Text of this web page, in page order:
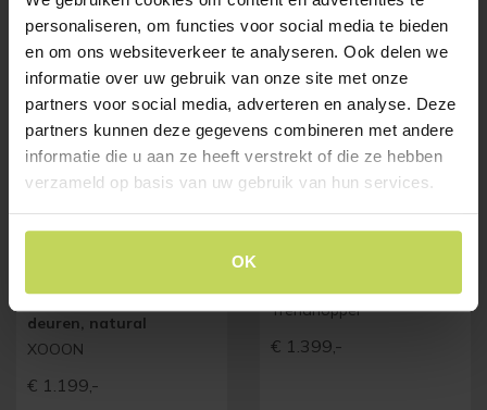
personaliseren, om functies voor social media te bieden
en om ons websiteverkeer te analyseren. Ook delen we
informatie over uw gebruik van onze site met onze
partners voor social media, adverteren en analyse. Deze
partners kunnen deze gegevens combineren met andere
informatie die u aan ze heeft verstrekt of die ze hebben
verzameld op basis van uw gebruik van hun services.
OK
Klanten bekeken ook
deuren, natural
XOOON
€ 1.199,-
Trendhopper
€ 1.399,-